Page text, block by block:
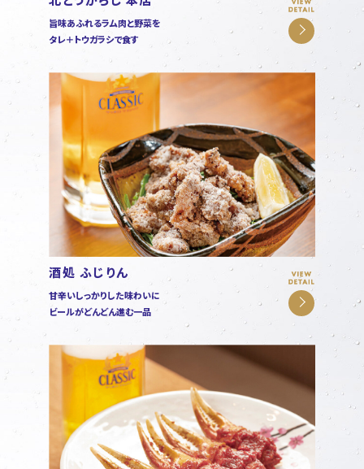
旨味あふれるラム肉と野菜を
タレ＋トウガラシで食す
酒処 ふじりん
甘辛いしっかりした味わいに
ビールがどんどん進む一品